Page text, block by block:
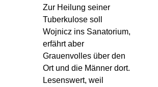
Zur Heilung seiner
Tuberkulose soll
Wojnicz ins Sanatorium,
erfährt aber
Grauenvolles über den
Ort und die Männer dort.
Lesenswert, weil